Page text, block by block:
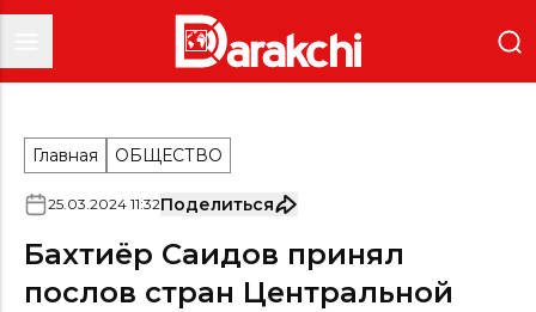
Главная ОБЩЕСТВО
25.03.2024 11:32Поделиться
Бахтиёр Саидов принял
послов стран Центральной